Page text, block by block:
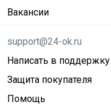
Вакансии
support@24-ok.ru
Написать в поддержку
Защита покупателя
Помощь